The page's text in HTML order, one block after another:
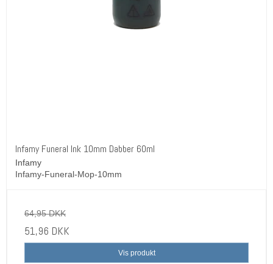
Infamy Funeral Ink 10mm Dabber 60ml
Infamy
Infamy-Funeral-Mop-10mm
64,95 DKK
51,96 DKK
Vis produkt